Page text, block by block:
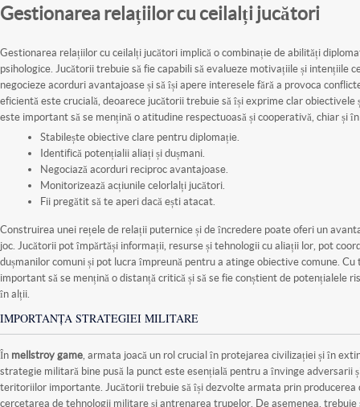
Gestionarea relațiilor cu ceilalți jucători
Gestionarea relațiilor cu ceilalți jucători implică o combinație de abilități
psihologice. Jucătorii trebuie să fie capabili să evalueze motivațiile și intențiile
negocieze acorduri avantajoase și să își apere interesele fără a provoca
eficientă este crucială, deoarece jucătorii trebuie să își exprime clar obiectivele
este important să se mențină o atitudine respectuoasă și cooperativă, chiar și
Stabilește obiective clare pentru diplomație.
Identifică potențialii aliați și dușmani.
Negociază acorduri reciproc avantajoase.
Monitorizează acțiunile celorlalți jucători.
Fii pregătit să te aperi dacă ești atacat.
Construirea unei rețele de relații puternice și de încredere poate oferi un
joc. Jucătorii pot împărtăși informații, resurse și tehnologii cu aliații lor, pot
dușmanilor comuni și pot lucra împreună pentru a atinge obiective comune.
important să se mențină o distanță critică și să se fie conștient de potențialele
în alții.
IMPORTANȚA STRATEGIEI MILITARE
În mellstroy game , armata joacă un rol crucial în protejarea civilizației și în
strategie militară bine pusă la punct este esențială pentru a învinge adversarii
teritoriilor importante. Jucătorii trebuie să își dezvolte armata prin producerea
cercetarea de tehnologii militare și antrenarea trupelor. De asemenea, trebuie